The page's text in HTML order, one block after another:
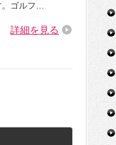
ゴルフ…
詳細を見る